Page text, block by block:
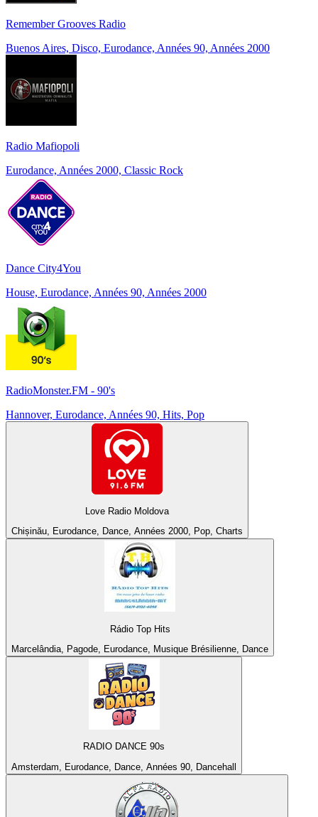
Remember Grooves Radio
Buenos Aires, Disco, Eurodance, Années 90, Années 2000
Radio Mafiopoli
Eurodance, Années 2000, Classic Rock
Dance City4You
House, Eurodance, Années 90, Années 2000
RadioMonster.FM - 90's
Hannover, Eurodance, Années 90, Hits, Pop
Love Radio Moldova
Chișinău, Eurodance, Dance, Années 2000, Pop, Charts
Rádio Top Hits
Marcelândia, Pagode, Eurodance, Musique Brésilienne, Dance
RADIO DANCE 90s
Amsterdam, Eurodance, Dance, Années 90, Dancehall